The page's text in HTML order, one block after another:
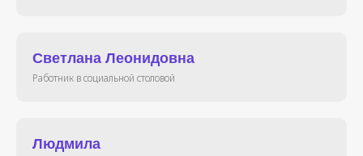
Светлана Леонидовна
Работник в социальной столовой
Людмила